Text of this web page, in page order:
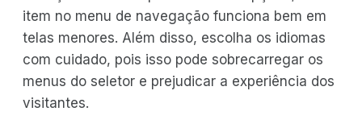
item no menu de navegação funciona bem em
telas menores. Além disso, escolha os idiomas
com cuidado, pois isso pode sobrecarregar os
menus do seletor e prejudicar a experiência dos
visitantes.